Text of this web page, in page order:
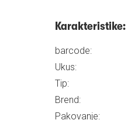
Karakteristike:
barcode:
Ukus:
Tip:
Brend:
Pakovanje: